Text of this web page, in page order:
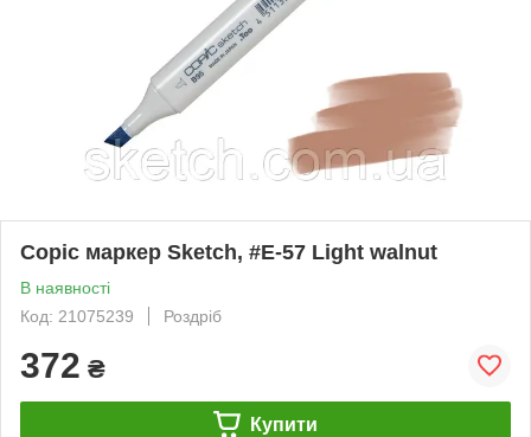
Copic маркер Sketch, #E-57 Light walnut
В наявності
Код: 21075239
Роздріб
372 ₴
Купити